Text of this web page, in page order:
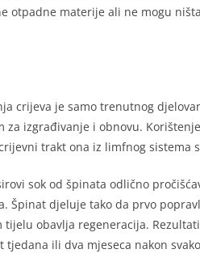
otpadne materije ali ne mogu
crijeva je samo trenutnog
izgrađivanje i obnovu.
trakt ona iz limfnog sistema
sok od špinata odlično
Špinat djeluje tako da prvo
tijelu obavlja regeneracija.
tjedana ili dva mjeseca nakon